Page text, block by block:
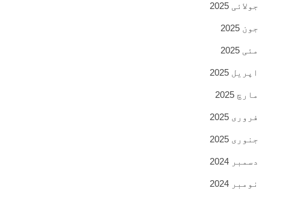
جولائی 2025
جون 2025
مئی 2025
اپریل 2025
مارچ 2025
فروری 2025
جنوری 2025
دسمبر 2024
نومبر 2024